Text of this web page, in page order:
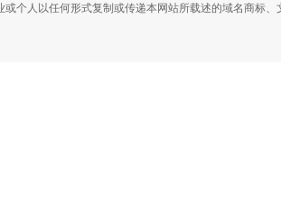
或个人以任何形式复制或传递本网站所载述的域名商标